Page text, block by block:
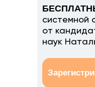
системной
от
наук